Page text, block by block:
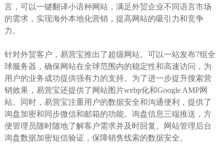
言，可以一键翻译小语种网站，满足外贸企业不同语言市场
的需求，实现海外本地化营销，提高网站的吸引力和竞争
力。
针对外贸客户，易营宝推出了超级网站。可以一站发布7组全
球服务器，确保网站在全球范围内的稳定性和高速访问，为
用户的业务成功提供强有力的支持。为了进一步提升搜索营
销效果，易营宝还提供了网站图片webp化和Google AMP网
站。同时，易营宝注重用户的数据安全和沟通便利，提供了
询盘加密和同步微信和邮箱的功能。询盘信息三端推送，方
便管理员随时随地了解客户需求并及时回复。网站管理后台
询盘数据加密短信验证，保障销售线索的数据安全。